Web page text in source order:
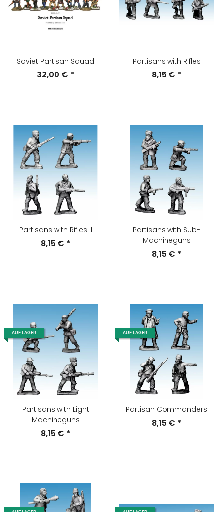
Soviet Partisan Squad
32,00 € *
Partisans with Rifles
8,15 € *
Partisans with Rifles II
8,15 € *
Partisans with Sub-
Machineguns
8,15 € *
AUF LAGER
Partisans with Light
Machineguns
8,15 € *
AUF LAGER
Partisan Commanders
8,15 € *